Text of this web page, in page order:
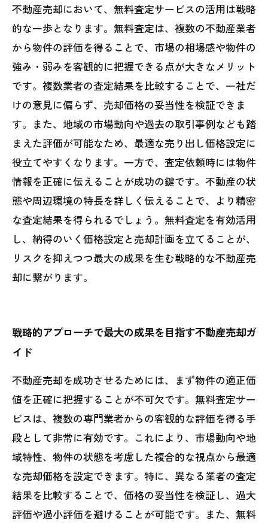
不動産売却において、無料査定サービスの活用は戦略
的な一歩となります。無料査定は、複数の不動産業者
から物件の評価を得ることで、市場の相場感や物件の
強み・弱みを客観的に把握できる点が大きなメリット
です。複数業者の査定結果を比較することで、一社だ
けの意見に偏らず、売却価格の妥当性を検証できま
す。また、地域の市場動向や過去の取引事例なども踏
まえた評価が可能なため、最適な売り出し価格設定に
役立てやすくなります。一方で、査定依頼時には物件
情報を正確に伝えることが成功の鍵です。不動産の状
態や周辺環境の特長を詳しく伝えることで、より精密
な査定結果を得られるでしょう。無料査定を有効活用
し、納得のいく価格設定と売却計画を立てることが、
リスクを抑えつつ最大の成果を生む戦略的な不動産売
却に繋がります。
戦略的アプローチで最大の成果を目指す不動産売却ガ
イド
不動産売却を成功させるためには、まず物件の適正価
値を正確に把握することが不可欠です。無料査定サー
ビスは、複数の専門業者からの客観的な評価を得る手
段として非常に有効です。これにより、市場動向や地
域特性、物件の状態を考慮した複合的な視点から最適
な売却価格を設定できます。特に、異なる業者の査定
結果を比較することで、価格の妥当性を検証し、過大
評価や過小評価を避けることが可能です。また、無料